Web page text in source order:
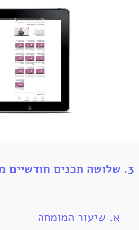
3. שלושה תכנים חודשיים מתחדשים
א. שיעור המומחה